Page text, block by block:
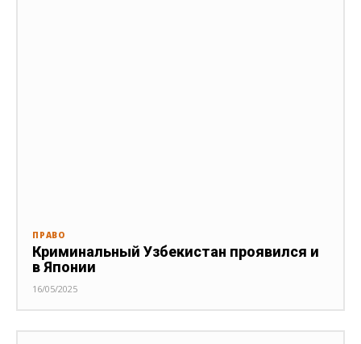
ПРАВО
Криминальный Узбекистан проявился и
в Японии
16/05/2025